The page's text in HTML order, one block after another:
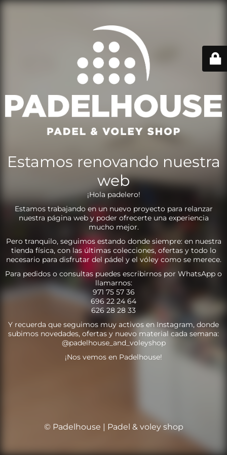
Estamos renovando nuestra
web
¡Hola padelero!
Estamos trabajando en un nuevo proyecto para relanzar
nuestra página web y poder ofrecerte una experiencia
mucho mejor.
Pero tranquilo, seguimos estando donde siempre: en nuestra
tienda física, con las últimas colecciones, ofertas y todo lo
necesario para disfrutar del pádel y el vóley como se merece.
Para pedidos o consultas puedes escribirnos por WhatsApp o
llamarnos:
971 75 57 36
696 22 24 64
626 28 28 33
Y recuerda que seguimos muy activos en Instagram, donde
subimos novedades, ofertas y nuevo material cada semana:
@padelhouse_and_voleyshop
¡Nos vemos en Padelhouse!
© Padelhouse | Padel & voley shop